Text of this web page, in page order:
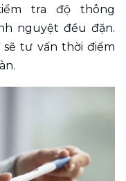
tra độ thông
nguyệt đều đặn.
sẽ tư vấn thời điểm